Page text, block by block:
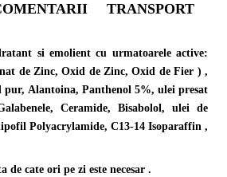
TRANSPORT
si emolient cu urmatoarele active:
de Zinc, Oxid de Zinc, Oxid de Fier ) ,
pur, Alantoina, Panthenol 5%, ulei presat
Ceramide, Bisabolol, ulei de
Polyacrylamide, C13-14 Isoparaffin ,
de cate ori pe zi este necesar .